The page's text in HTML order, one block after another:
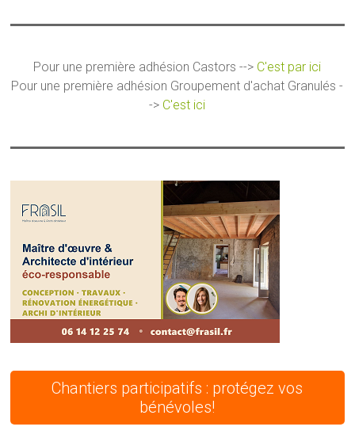
Pour une première adhésion Castors --> C'est par ici
Pour une première adhésion Groupement d'achat Granulés -
-> C'est ici
Chantiers participatifs : protégez vos
bénévoles!